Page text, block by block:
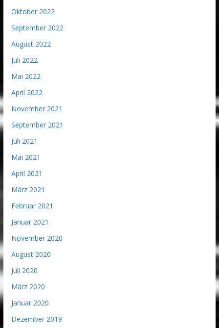
Oktober 2022
September 2022
August 2022
Juli 2022
Mai 2022
April 2022
November 2021
September 2021
Juli 2021
Mai 2021
April 2021
März 2021
Februar 2021
Januar 2021
November 2020
August 2020
Juli 2020
März 2020
Januar 2020
Dezember 2019